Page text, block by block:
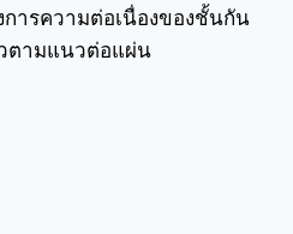
ารความต่อเนื่องของชั้นกัน
ตามแนวต่อแผ่น